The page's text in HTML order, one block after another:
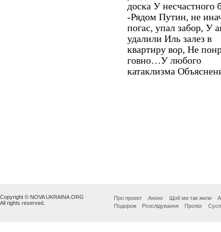
Copyright © NOVA UKRAINA.ORG
All rights reserved.
Про проект Анонс Щоб ми так жили
Подорож
Розслідування Пролог